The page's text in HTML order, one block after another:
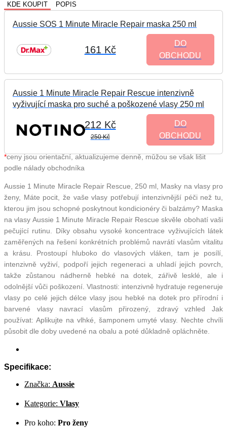
KDE KOUPIT POPIS
Aussie SOS 1 Minute Miracle Repair maska 250 ml
161 Kč
DO
OBCHODU
Aussie 1 Minute Miracle Repair Rescue intenzivně
vyživující maska pro suché a poškozené vlasy 250 ml
212 Kč
250 Kč
DO
OBCHODU
*ceny jsou orientační, aktualizujeme denně, můžou se však lišit
podle nálady obchodníka
Aussie 1 Minute Miracle Repair Rescue, 250 ml, Masky na vlasy pro
ženy, Máte pocit, že vaše vlasy potřebují intenzivnější péči než tu,
kterou jim jsou schopné poskytnout kondicionéry či balzámy? Maska
na vlasy Aussie 1 Minute Miracle Repair Rescue skvěle obohatí vaši
pečující rutinu. Díky obsahu vysoké koncentrace vyživujících látek
zaměřených na řešení konkrétních problémů navrátí vlasům vitalitu
a krásu. Prostoupí hluboko do vlasových vláken, tam je posílí,
intenzivně vyživí, podpoří jejich regeneraci a uhladí jejich povrch,
takže zůstanou nádherně hebké na dotek, zářivě lesklé, ale i
odolnější vůči poškození. Vlastnosti: intenzivně hydratuje regeneruje
vlasy po celé jejich délce vlasy jsou hebké na dotek pro přírodní i
barvené vlasy navrací vlasům přirozený, zdravý vzhled Jak
používat: Aplikujte na vlhké, šamponem umyté vlasy. Nechte chvíli
působit dle doby uvedené na obalu a poté důkladně opláchněte.
Specifikace:
Značka: Aussie
Kategorie: Vlasy
Pro koho: Pro ženy